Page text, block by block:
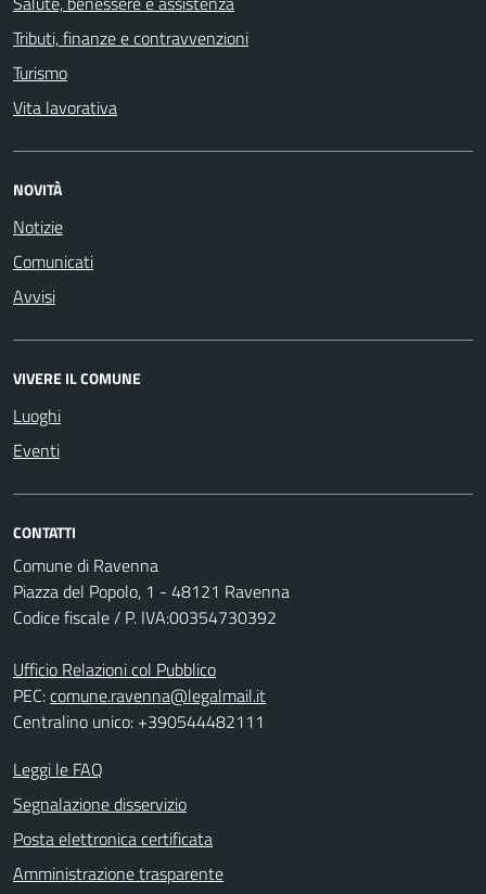
Tributi, finanze e contravvenzioni
Turismo
Vita lavorativa
NOVITÀ
Notizie
Comunicati
Avvisi
VIVERE IL COMUNE
Luoghi
Eventi
CONTATTI
Comune di Ravenna
Piazza del Popolo, 1 - 48121 Ravenna
Codice fiscale / P. IVA:00354730392
Ufficio Relazioni col Pubblico
PEC:comune.ravenna@legalmail.it
Centralino unico: +390544482111
Leggi le FAQ
Segnalazione disservizio
Posta elettronica certificata
Amministrazione trasparente